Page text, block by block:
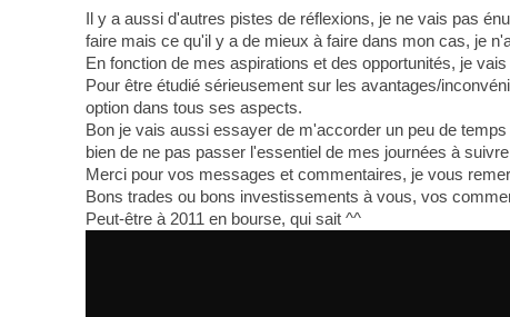
Il y a aussi d'autres pistes de réflexions, je ne vais pas
faire mais ce qu'il y a de mieux à faire dans mon cas, je
En fonction de mes aspirations et des opportunités, je
Pour être étudié sérieusement sur les avantages/
option dans tous ses aspects.
Bon je vais aussi essayer de m'accorder un peu de
bien de ne pas passer l'essentiel de mes journées à
Merci pour vos messages et commentaires, je vous
Bons trades ou bons investissements à vous, vos
Peut-être à 2011 en bourse, qui sait ^^